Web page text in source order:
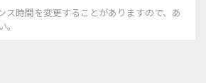
ス時間を変更することがありますので、あ